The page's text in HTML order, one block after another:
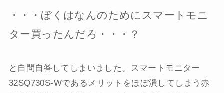
・・・ぼくはなんのためにスマートモニ
ター買ったんだろ・・・？
と自問自答してしまいました。スマートモニター
32SQ730S-Wであるメリットをほぼ潰してしまう赤